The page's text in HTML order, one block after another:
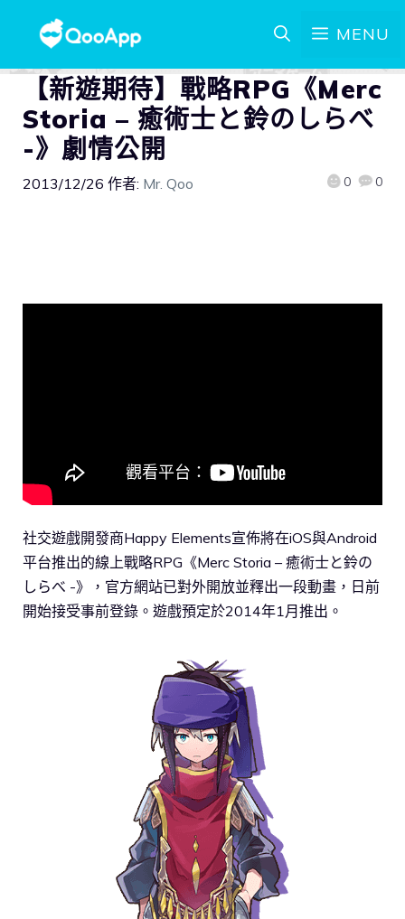
MENU
【新遊期待】戰略RPG《Merc
Storia – 癒術士と鈴のしらべ
-》劇情公開
2013/12/26 作者: Mr. Qoo 0 0
社交遊戲開發商Happy Elements宣佈將在iOS與Android
平台推出的線上戰略RPG《Merc Storia – 癒術士と鈴の
しらべ -》，官方網站已對外開放並釋出一段動畫，日前
開始接受事前登錄。遊戲預定於2014年1月推出。